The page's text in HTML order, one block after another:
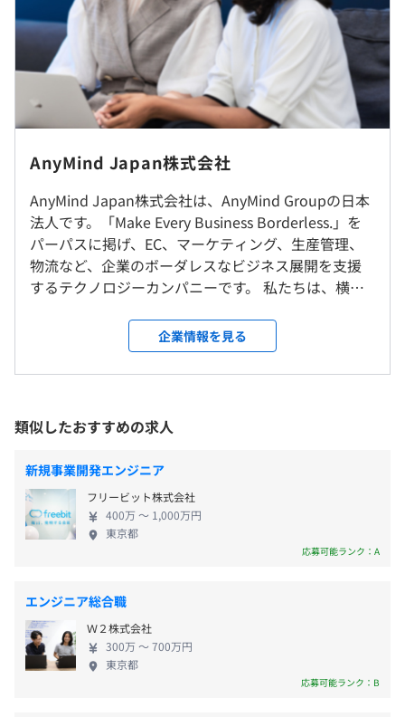
・プログラミング言語：PHP 8~, Python 3.12~, SQL (or
whatever you want)
・BIツール：Looker studio, その他
・VCS：Git
・プロジェクト管理：JIRA with Agile Board
・ドキュメント管理：Confluence
います。
◼︎日本、タイ、ベトナム、インド、中国の5拠点で開発
就業場所の変更範囲
＜雇入時＞
＜変更範囲＞
会社の定める場所
受動喫煙防止措置に関する事項
従業員に対する受動喫煙対策：対策内容：喫煙室設置
（※想定年収は年収提示額を保証するものではありません）
10:00〜19:00
専門業務型裁量労働制（みなし労働時間：8時間）
休憩時間：60分 ※昼食時間は業務の都合により各々の自
主性に任せています
平均残業時間：平均25.1時間／月
・完全週休2日（土・日）
・有給休暇（初年度15日）
・慶弔休暇
・育休
など
・通勤交通費
・営業交通費支給
家賃補助の提供）
ボーナス：年1回
研修の有無及び内容
・新卒研究
・メンター研修
・マネジャー研修
・海外研修（Global Sales Boot Camp）
自己啓発支援の有無及びその内容
・コーチングセッション
・フォーカスグループディスカッション
・16 personalities性格診断テスト
・オンラインコーディング講座受講
メンター制度の有無
キャリアコンサルティング制度の有無及びその内容
社内検定等の制度の有無及びその内容
の受験費用サポート
前年度の有給休暇の平均取得日数
10.7日
前事業年度の育児休業取得者数／出産者数
男性4人/5人
AnyMind Japan株式会社
AnyMind Japan株式会社は、AnyMind Groupの日本
法人です。「Make Every Business Borderless.」を
パーパスに掲げ、EC、マーケティング、生産管理、
物流など、企業のボーダレスなビジネス展開を支援
するテクノロジーカンパニーです。 私たちは、横断
流、マーケティングまで、ブランドビジネス全体を
一気通貫でDXする次世代の自社プラットフォームを
展開。アジアを中心に15以上の国と地域に拠点を持
ダーな支援が強みです。 【事業紹介】 大きく分けて
2つの事業が相互に連携し、相乗効果を生み出してい
ます。 《ブランドコマース》 ブランド企業、および
インフルエンサー・クリエイターなどの個人向け
に、EC、およびD2C領域を中心としたブランドの設
計・企画から、生産管理、ECサイトの構築・運用、
マーケティング、物流管理をワンストップで支援す
ートナーグロース》 Webメディアやアプリを運営す
るパブリッシャーとクリエイター向けに、自社プラ
ットフォームを活用した収益化、およびブランド成
長に向けた支援サービスを提供しています。
企業情報を見る
類似したおすすめの求人
新規事業開発エンジニア
フリービット株式会社
400万 〜 1,000万円
東京都
応募可能ランク：A
エンジニア総合職
Ｗ２株式会社
300万 〜 700万円
東京都
応募可能ランク：B